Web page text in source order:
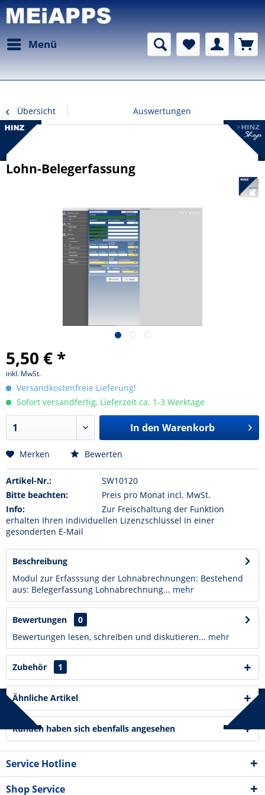
Menü
Übersicht Auswertungen
Lohn-Belegerfassung
5,50 € *
inkl. MwSt.
Versandkostenfreie Lieferung!
Sofort versandfertig, Lieferzeit ca. 1-3 Werktage
In den Warenkorb
Merken Bewerten
Artikel-Nr.:
SW10120
Bitte beachten:
Preis pro Monat incl. MwSt.
Info:
Zur Freischaltung der Funktion
erhalten Ihren individuellen Lizenzschlüssel in einer
gesonderten E-Mail
Beschreibung
Modul zur Erfasssung der Lohnabrechnungen: Bestehend
aus: Belegerfassung Lohnabrechnung... mehr
Bewertungen
0
Bewertungen lesen, schreiben und diskutieren... mehr
Zubehör 1
Ähnliche Artikel
Kunden haben sich ebenfalls angesehen
Service Hotline
Shop Service